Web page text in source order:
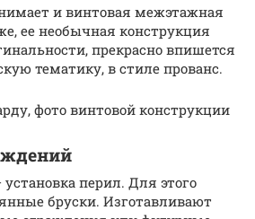
и винтовая межэтажная
ее необычная конструкция
прекрасно впишется
тематику, в стиле прованс.
фото винтовой конструкции
перил. Для этого
бруски. Изготавливают